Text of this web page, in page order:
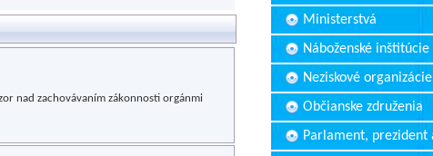
nad zachovávaním zákonnosti orgánmi
Ministerstvá
Náboženské inštitúcie
Neziskové organizácie
Občianske združenia
Parlament, prezident